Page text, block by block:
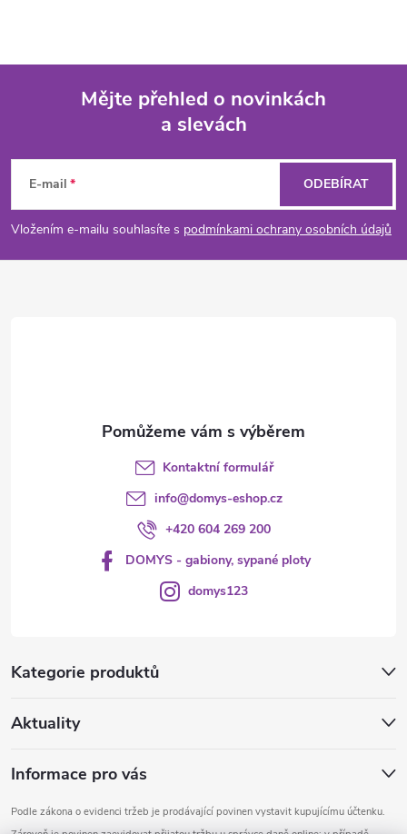
p
a
Mějte přehled o novinkách
a slevách
E-mail
Vložením e-mailu souhlasíte s podmínkami ochrany osobních údajů
ODEBÍRAT
Kategorie produktů
Aktuality
Informace pro vás
Podle zákona o evidenci tržeb je prodávající povinen vystavit kupujícímu účtenku.
Kontaktní formulář
info@domys-eshop.cz
+420 604 269 200
DOMYS - gabiony, sypané ploty
domys123